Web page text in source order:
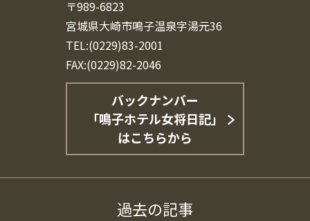
〒989-6823
宮城県大崎市鳴子温泉字湯元36
TEL:(0229)83-2001
FAX:(0229)82-2046
バックナンバー
「鳴子ホテル女将日記」
はこちらから
過去の記事